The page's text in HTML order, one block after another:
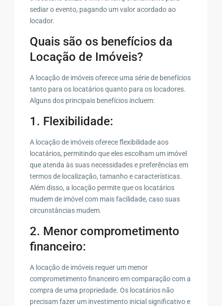
sediar o evento, pagando um valor acordado ao
locador.
Quais são os benefícios da
Locação de Imóveis?
A locação de imóveis oferece uma série de benefícios
tanto para os locatários quanto para os locadores.
Alguns dos principais benefícios incluem:
1. Flexibilidade:
A locação de imóveis oferece flexibilidade aos
locatários, permitindo que eles escolham um imóvel
que atenda às suas necessidades e preferências em
termos de localização, tamanho e características.
Além disso, a locação permite que os locatários
mudem de imóvel com mais facilidade, caso suas
circunstâncias mudem.
2. Menor comprometimento
financeiro:
A locação de imóveis requer um menor
comprometimento financeiro em comparação com a
compra de uma propriedade. Os locatários não
precisam fazer um investimento inicial significativo e